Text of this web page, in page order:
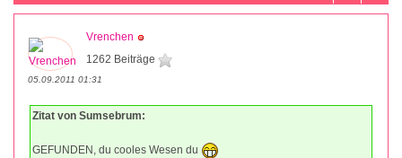
Vrenchen
1262 Beiträge
05.09.2011 01:31
Zitat von Sumsebrum:
GEFUNDEN, du cooles Wesen du